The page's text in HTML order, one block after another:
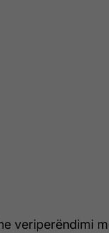
veriperëndimi